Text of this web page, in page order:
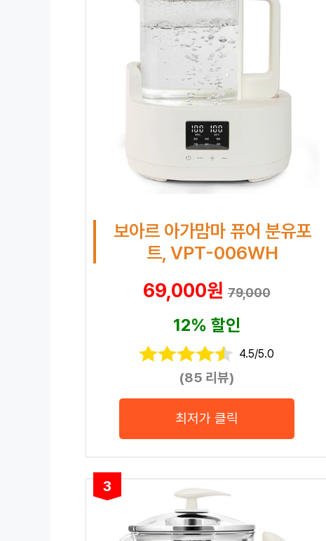
보아르 아가맘마 퓨어 분유포
트, VPT-006WH
69,000원79,000
12% 할인
4.5/5.0
(85 리뷰)
최저가 클릭
3